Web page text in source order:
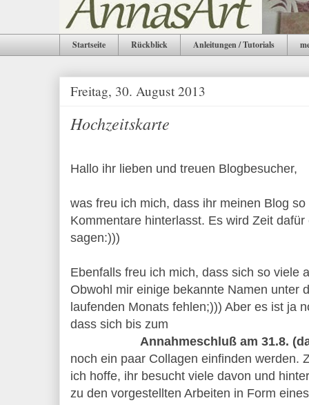
Startseite Rückblick Anleitungen / Tutorials
Freitag, 30. August 2013
Hochzeitskarte
Hallo ihr lieben und treuen Blogbesucher,
was freu ich mich, dass ihr meinen Blog
Kommentare hinterlasst. Es wird Zeit
sagen:)))
Ebenfalls freu ich mich, dass sich so viele
Obwohl mir einige bekannte Namen unter
laufenden Monats fehlen;))) Aber es ist ja
dass sich bis zum
Annahmeschluß am 31.8.
noch ein paar Collagen einfinden werden.
ich hoffe, ihr besucht viele davon und
zu den vorgestellten Arbeiten in Form